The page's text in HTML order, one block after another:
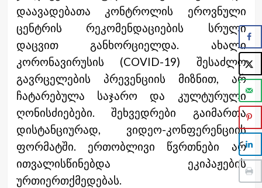
დაავადებათა კონტროლის ეროვნული
ცენტრის რეკომენდაციების სრული
დაცვით განხორციელდა. ახალი
კორონავირუსის (COVID-19) შესაძლო
გავრცელების პრევენციის მიზნით, არ
ჩატარებულა საჯარო და კულტურული
ღონისძიებები. შეხვედრები გაიმართა
დისტანციურად, ვიდეო-კონფერენციის
ფორმატში. ერთობლივი წვრთნები არ
ითვალისწინებდა ეკიპაჟების
ურთიერთქმედებას.